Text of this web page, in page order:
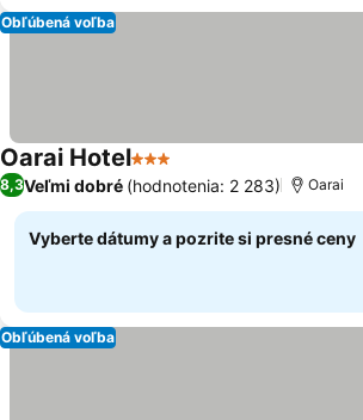
Obľúbená voľba
Oarai Hotel3 Počet hviezdičiek
8,3Veľmi dobré (hodnotenia: 2 283) Oarai
Vyberte dátumy a pozrite si presné ceny
Obľúbená voľba